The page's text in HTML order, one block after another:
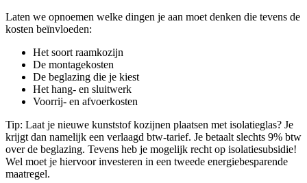
Laten we opnoemen welke dingen je aan moet denken die tevens de
kosten beïnvloeden:
Het soort raamkozijn
De montagekosten
De beglazing die je kiest
Het hang- en sluitwerk
Voorrij- en afvoerkosten
Tip: Laat je nieuwe kunststof kozijnen plaatsen met isolatieglas? Je
krijgt dan namelijk een verlaagd btw-tarief. Je betaalt slechts 9% btw
over de beglazing. Tevens heb je mogelijk recht op isolatiesubsidie!
Wel moet je hiervoor investeren in een tweede energiebesparende
maatregel.